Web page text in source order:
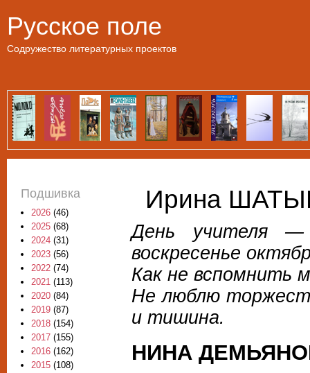
Русское поле
Содружество литературных проектов
Ирина
День учителя
воскресенье
Как не вспомнить
Не люблю
и тишина.
НИНА
Подшивка
2026 (46)
2025 (68)
2024 (31)
2023 (56)
2022 (74)
2021 (113)
2020 (84)
2019 (87)
2018 (154)
2017 (155)
2016 (162)
2015 (108)